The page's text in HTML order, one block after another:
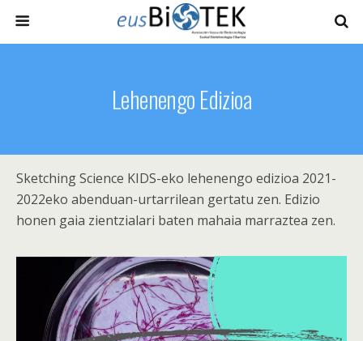
Lehenengo Edizioa
Sketching Science KIDS-eko lehenengo edizioa 2021-
2022eko abenduan-urtarrilean gertatu zen. Edizio
honen gaia zientzialari baten mahaia marraztea zen.